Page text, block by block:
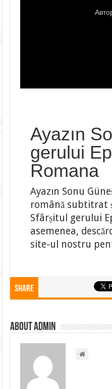
Ayazın
gerului
Romana
Ayazın Sonu
română subtitrat
Sfârșitul gerului
asemenea,
site-ul nostru
Share
About admin